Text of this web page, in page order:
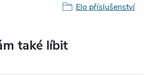
Elo příslušenství